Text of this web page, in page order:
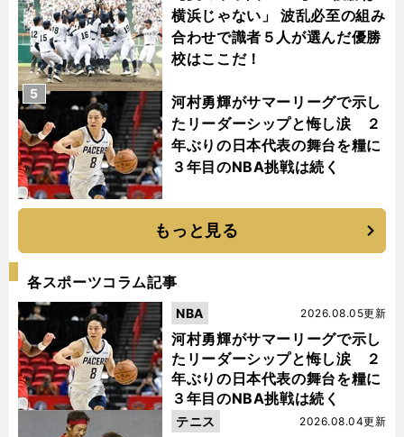
横浜じゃない」 波乱必至の組み
合わせで識者５人が選んだ優勝
校はここだ！
河村勇輝がサマーリーグで示し
たリーダーシップと悔し涙 ２
年ぶりの日本代表の舞台を糧に
３年目のNBA挑戦は続く
5
もっと見る
各スポーツコラム記事
河村勇輝がサマーリーグで示し
たリーダーシップと悔し涙 ２
年ぶりの日本代表の舞台を糧に
３年目のNBA挑戦は続く
2026.08.05更新
NBA
2026.08.04更新
テニス